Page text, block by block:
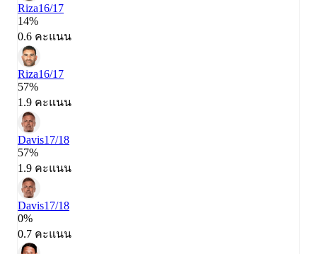
Riza16/17
14%
0.6 คะแนน
Riza16/17
57%
1.9 คะแนน
Davis17/18
57%
1.9 คะแนน
Davis17/18
0%
0.7 คะแนน